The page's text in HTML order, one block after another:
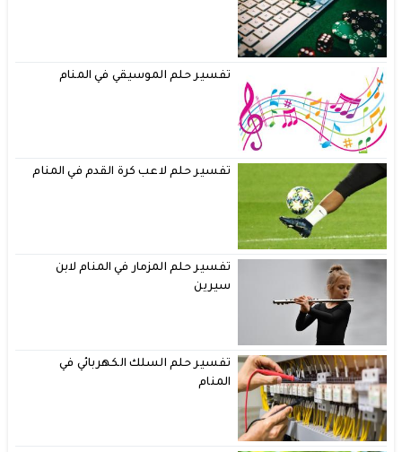
تفسير حلم الموسيقي في المنام
تفسير حلم لاعب كرة القدم في المنام
تفسير حلم المزمار في المنام لابن
سيرين
تفسير حلم السلك الكهربائي في
المنام